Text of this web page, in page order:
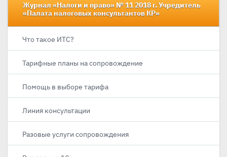
Журнал «Налоги и право» № 11 2018 г. Учредитель
«Палата налоговых консультантов КР»
Что такое ИТС?
Тарифные планы на сопровождение
Помощь в выборе тарифа
Линия консультации
Разовые услуги сопровождения